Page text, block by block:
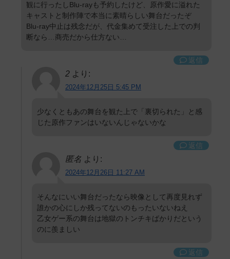
観に行ったしBlu-rayも予約したけど、原作愛に溢れた
キャストと制作陣で本当に素晴らしい舞台だったぞ
Blu-ray中止は残念だが、代金集めて受注した上での判
断なら…商売だから仕方ない…
返信
2 より:
2024年12月25日 5:45 PM
少なくともあの舞台を観た上で「裏切られた」と感
じた原作ファンはいないんじゃないかな
返信
匿名 より:
2024年12月26日 11:27 AM
そんなにいい舞台だったなら映像として再度見れず
誰かの心にしか残ってないのもったいないねえ
乙女ゲー系の舞台は地獄のトンチキばかりだという
のに羨ましい
返信